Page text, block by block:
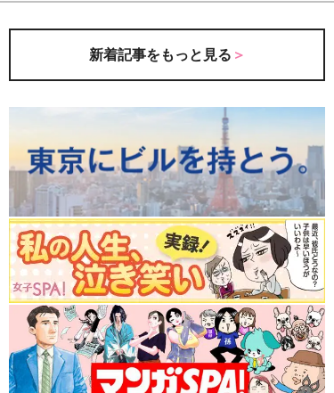
新着記事をもっと見る